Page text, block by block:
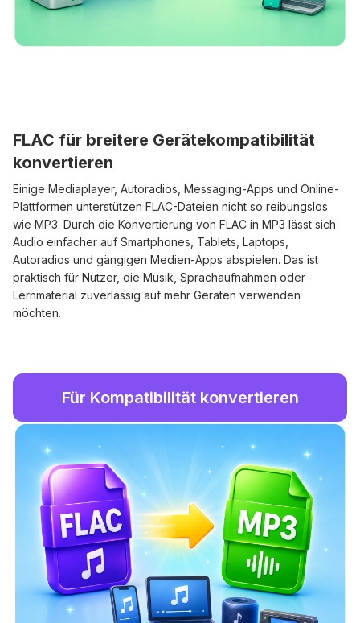
FLAC für breitere Gerätekompatibilität
konvertieren
Einige Mediaplayer, Autoradios, Messaging-Apps und Online-
Plattformen unterstützen FLAC-Dateien nicht so reibungslos
wie MP3. Durch die Konvertierung von FLAC in MP3 lässt sich
Audio einfacher auf Smartphones, Tablets, Laptops,
Autoradios und gängigen Medien-Apps abspielen. Das ist
praktisch für Nutzer, die Musik, Sprachaufnahmen oder
Lernmaterial zuverlässig auf mehr Geräten verwenden
möchten.
Für Kompatibilität konvertieren